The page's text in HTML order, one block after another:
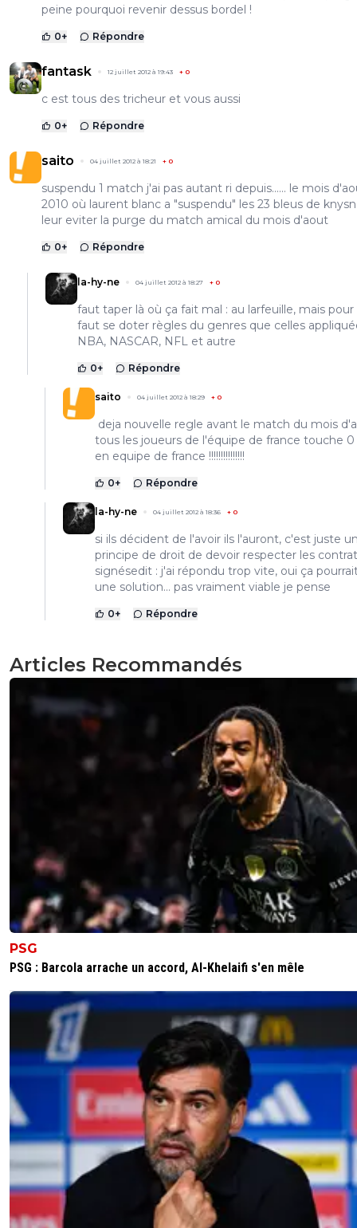
peine pourquoi revenir dessus bordel !
0+ Répondre
fantask 12 juillet 2012 à 19:43 + 0
c est tous des tricheur et vous aussi
0+ Répondre
saito 04 juillet 2012 à 18:21 + 0
suspendu 1 match j'ai pas autant ri depuis...... le mois
2010 où laurent blanc a "suspendu" les 23 bleus de
leur eviter la purge du match amical du mois d'aout
0+ Répondre
la-hy-ne 04 juillet 2012 à 18:27 + 0
faut taper là où ça fait mal : au larfeuille, mais pour
faut se doter règles du genres que celles
NBA, NASCAR, NFL et autre
0+ Répondre
saito 04 juillet 2012 à 18:29 + 0
deja nouvelle regle avant le match du mois
tous les joueurs de l'équipe de france touche 0
en equipe de france !!!!!!!!!!!!!!!
0+ Répondre
la-hy-ne 04 juillet 2012 à 18:36 + 0
si ils décident de l'avoir ils l'auront, c'est juste
principe de droit de devoir respecter les
signésedit : j'ai répondu trop vite, oui ça
une solution... pas vraiment viable je pense
0+ Répondre
Articles Recommandés
PSG
PSG : Barcola arrache un accord, Al-Khelaifi s'en mêle